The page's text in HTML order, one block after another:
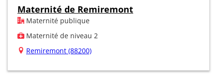
Maternité de Remiremont
Maternité publique
Maternité de niveau 2
Remiremont (88200)